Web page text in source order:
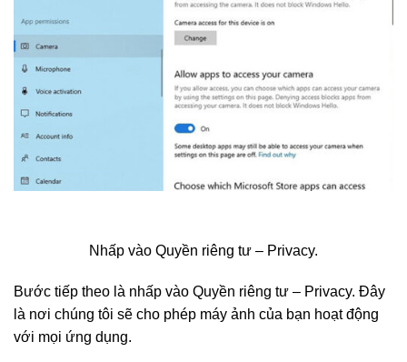
Nhấp vào Quyền riêng tư – Privacy.
Bước tiếp theo là nhấp vào Quyền riêng tư – Privacy. Đây
là nơi chúng tôi sẽ cho phép máy ảnh của bạn hoạt động
với mọi ứng dụng.